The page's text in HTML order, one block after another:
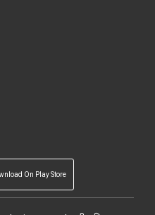
On Play Store